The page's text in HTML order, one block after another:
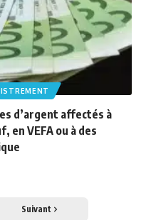
d’argent affectés à
en VEFA ou à des
Suivant